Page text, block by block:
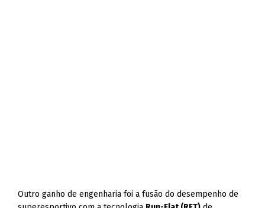
Outro ganho de engenharia foi a fusão do desempenho de